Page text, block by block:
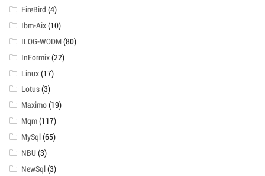
FireBird (4)
Ibm-Aix(10)
ILOG-WODM(80)
InFormix(22)
Linux(17)
Lotus(3)
Maximo(19)
Mqm(117)
MySql(65)
NBU(3)
NewSql(3)